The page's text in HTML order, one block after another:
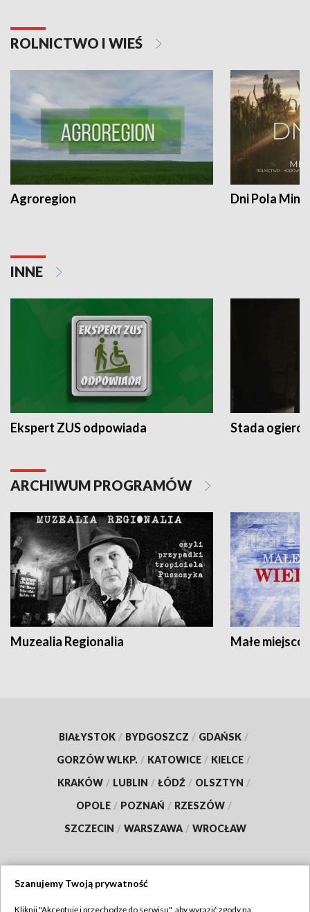
ROLNICTWO I WIEŚ
Agroregion Dni Pola
INNE
Ekspert ZUS odpowiada Stada
ARCHIWUM PROGRAMÓW
Muzealia Regionalia Małe
BIAŁYSTOK / BYDGOSZCZ / GDAŃSK /
GORZÓW WLKP. / KATOWICE / KIELCE /
KRAKÓW / LUBLIN / ŁÓDŹ / OLSZTYN /
OPOLE / POZNAŃ / RZESZÓW /
SZCZECIN / WARSZAWA / WROCŁAW
Szanujemy Twoją prywatność
Kliknij "Akceptuję i przechodzę do serwisu", aby wyrazić zgody na